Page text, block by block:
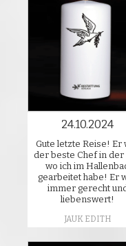
24.10.2024
Gute letzte Reise! Er
der beste Chef in der
wo ich im
gearbeitet habe! Er
immer gerecht
liebenswert!
JAUK EDITH